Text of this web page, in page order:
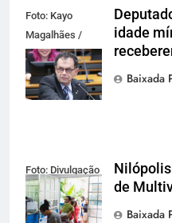
Foto: Kayo
Magalhães /
Câmara dos
Deputados
idade
Baixada
Foto: Divulgação
Nilópolis
de
Baixada